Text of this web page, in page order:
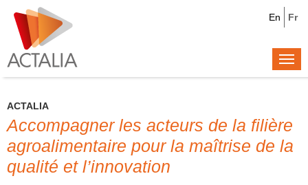
Fr
En
ACTALIA
Accompagner les acteurs de la filière
agroalimentaire pour la maîtrise de la
qualité et l’innovation